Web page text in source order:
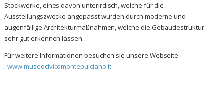
Stockwerke, eines davon unterirdisch, welche für die
Ausstellungszwecke angepasst wurden durch moderne und
augenfällige Architekturmaßnahmen, welche die Gebäudestruktur
sehr gut erkennen lassen.
Für weitere Informationen besuchen sie unsere Webseite
:www.museocivicomontepulciano.it